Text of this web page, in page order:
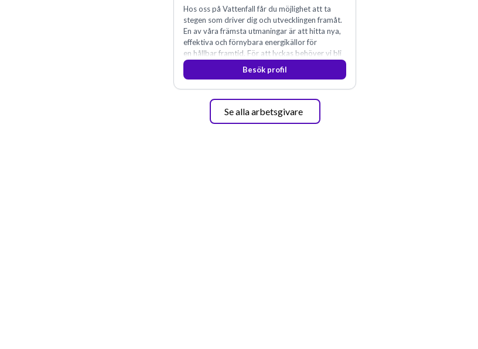
Hos oss på Vattenfall får du möjlighet att ta
stegen som driver dig och utvecklingen framåt.
En av våra främsta utmaningar är att hitta nya,
effektiva och förnybara energikällor för
en hållbar framtid. För att lyckas behöver vi bli
fler medarbetare som vill göra skillnad.
Besök profil
Se alla arbetsgivare